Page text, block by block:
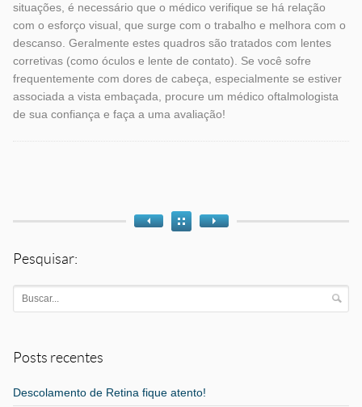
situações, é necessário que o médico verifique se há relação
com o esforço visual, que surge com o trabalho e melhora com o
descanso. Geralmente estes quadros são tratados com lentes
corretivas (como óculos e lente de contato). Se você sofre
frequentemente com dores de cabeça, especialmente se estiver
associada a vista embaçada, procure um médico oftalmologista
de sua confiança e faça a uma avaliação!
Pesquisar:
Posts recentes
Descolamento de Retina fique atento!